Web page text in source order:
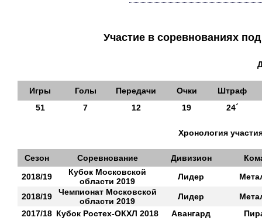
Участие в соревнованиях
Игры Голы Передачи Очки
Штраф
51
7 12 19 24´
Хронология
Сезон Соревнование Дивизион
2018/19
Кубок Московской
области 2019
Лидер
2018/19
Чемпионат Московской
области 2019
Лидер
2017/18 Кубок Ростех-ОКХЛ 2018 Авангард